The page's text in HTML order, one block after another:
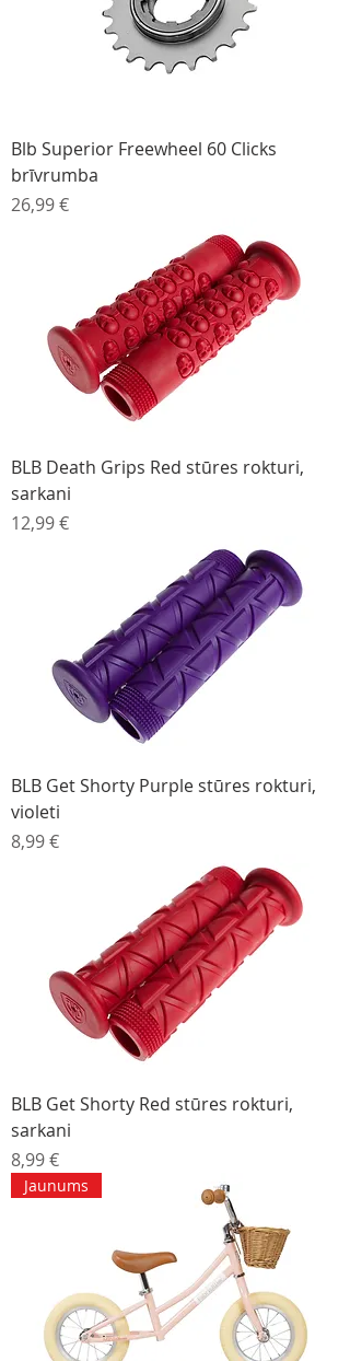
Blb Superior Freewheel 60 Clicks
brīvrumba
Cena
26,99 €
BLB Death Grips Red stūres rokturi,
sarkani
Cena
12,99 €
BLB Get Shorty Purple stūres rokturi,
violeti
Cena
8,99 €
BLB Get Shorty Red stūres rokturi,
sarkani
Cena
8,99 €
Jaunums